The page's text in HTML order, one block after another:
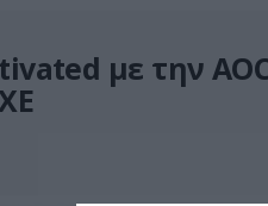
με την